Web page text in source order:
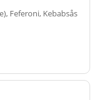
Feferoni, Kebabsås